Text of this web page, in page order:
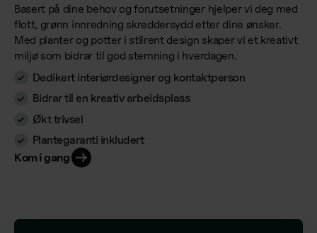
Basert på dine behov og forutsetninger hjelper vi deg med
flott, grønn innredning skreddersydd etter dine ønsker.
Med planter og potter i stilrent design skaper vi et kreativt
miljø som bidrar til god stemning i hverdagen.
Dedikert interiørdesigner og kontaktperson
Bidrar til en kreativ arbeidsplass
Økt trivsel
Plantegaranti inkludert
Kom i gang